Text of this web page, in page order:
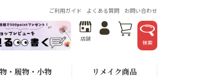
ご利用ガイド よくある質問 お問い合わせ
店舗
検索
・履物・小物 リメイク商品